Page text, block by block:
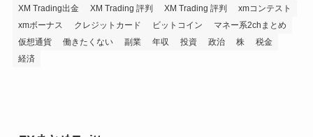
XM Trading出金
XM Trading 評判 XM Trading 評判
xmコンテスト
xmボーナス
クレジットカード ビットコイン
マネー系2chまとめ
仮想通貨
働きたくない 副業 年収 投資 政治 株
税金
経済